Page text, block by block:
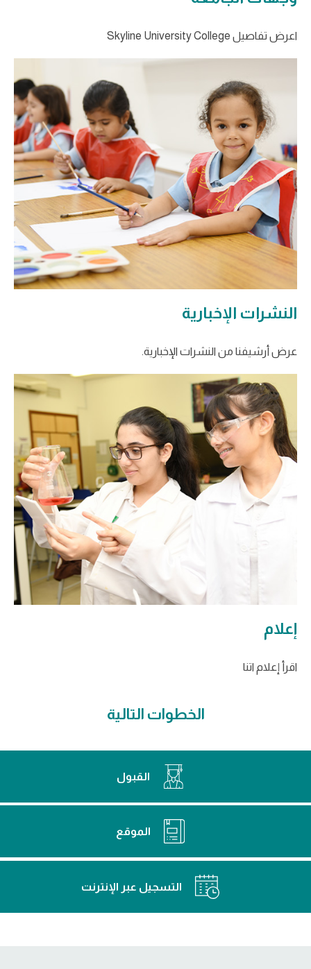
اعرض تفاصيل Skyline University College
النشرات الإخبارية
عرض أرشيفنا من النشرات الإخبارية.
إعلام
اقرأ إعلام اتنا
الخطوات التالية
القبول
الموقع
التسجيل عبر الإنترنت